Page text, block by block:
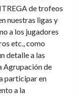
de trofeos
nuestras ligas y
a los jugadores
etc., como
detalle a las
Agrupación de
participar en
a la